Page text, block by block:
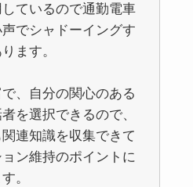
ているので通勤電車
でシャドーイングす
ます。
、自分の関心のある
を選択できるので、
関連知識を収集できて
ン維持のポイントに
。